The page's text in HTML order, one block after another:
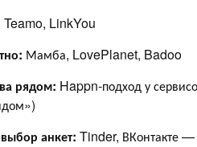
Teamo, LinkYou
Мамба, LovePlanet, Badoo
рядом: Happn-подход у
анкет: Tinder, ВКонтакте —